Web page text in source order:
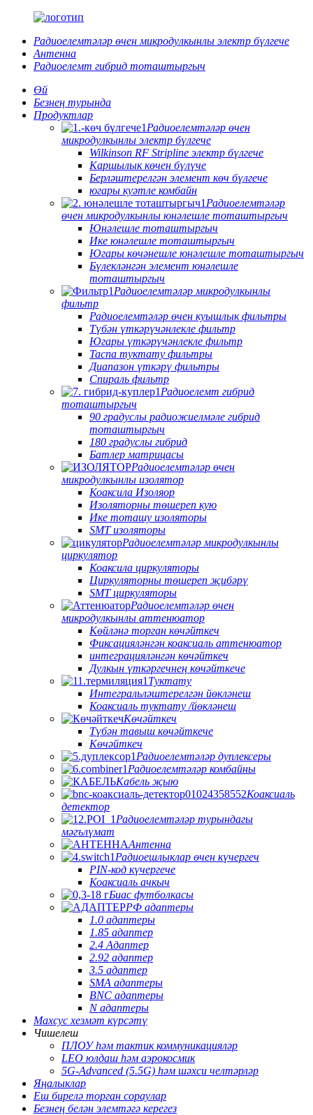
Радиоелемтәләр өчен микродулкынлы электр бүлгече
Антенна
Радиоелемт гибрид тоташтыргыч
Өй
Безнең турында
Продуктлар
Радиоелемтәләр өчен
микродулкынлы электр бүлгече
Wilkinson RF Stripline электр бүлгече
Каршылык көчен бүлүче
Берләштерелгән элемент көч бүлгече
югары куәтле комбайн
Радиоелемтәләр
өчен микродулкынлы юнәлешле тоташтыргыч
Юнәлешле тоташтыргыч
Ике юнәлешле тоташтыргыч
Югары көчәнешле юнәлешле тоташтыргыч
Бүлекләнгән элемент юнәлешле
тоташтыргыч
Радиоелемтәләр микродулкынлы
фильтр
Радиоелемтәләр өчен куышлык фильтры
Түбән үткәрүчәнлекле фильтр
Югары үткәрүчәнлекле фильтр
Таспа туктату фильтры
Диапазон үткәрү фильтры
Спираль фильтр
Радиоелемт гибрид
тоташтыргыч
90 градуслы радиожиелмәле гибрид
тоташтыргыч
180 градуслы гибрид
Батлер матрицасы
Радиоелемтәләр өчен
микродулкынлы изолятор
Коаксила Изоляор
Изоляторны төшереп кую
Ике тоташу изоляторы
SMT изоляторы
Радиоелемтәләр микродулкынлы
циркулятор
Коаксила циркуляторы
Циркуляторны төшереп җибәрү
SMT циркуляторы
Радиоелемтәләр өчен
микродулкынлы аттенюатор
Көйләнә торган көчәйткеч
Фиксацияләнгән коаксиаль аттенюатор
интеграцияләнгән көчәйткеч
Дулкын үткәргечнең көчәйткече
Туктату
Интегральләштерелгән йөкләнеш
Коаксиаль туктату /йөкләнеш
Көчәйткеч
Түбән тавыш көчәйткече
Көчәйткеч
Радиоелемтәләр дуплексеры
Радиоелемтәләр комбайны
Кабель җыю
Коаксиаль
детектор
Радиоелемтәләр турындагы
мәгълүмат
Антенна
Радиоешлыклар өчен күчергеч
PIN-код күчергече
Коаксиаль ачкыч
Биас футболкасы
РФ адаптеры
1.0 адаптеры
1.85 адаптер
2.4 Адаптер
2.92 адаптер
3.5 адаптер
SMA адаптеры
BNC адаптеры
N адаптеры
Махсус хезмәт күрсәтү
Чишелеш
ПЛОУ һәм тактик коммуникацияләр
LEO юлдаш һәм аэрокосмик
5G-Advanced (5.5G) һәм шәхси челтәрләр
Яңалыклар
Еш бирелә торган сораулар
Безнең белән элемтәгә керегез